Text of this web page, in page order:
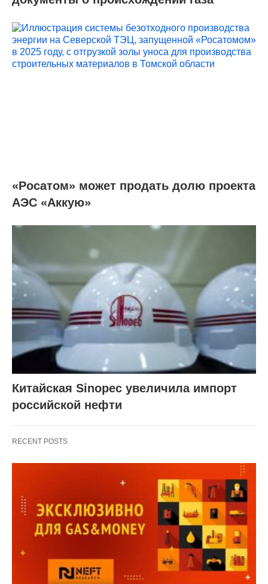
«Росатом» может продать долю проекта
АЭС «Аккую»
Китайская Sinopec увеличила импорт
российской нефти
RECENT POSTS